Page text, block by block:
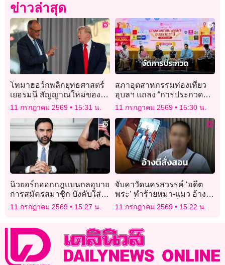
ข่าวล่าสุด
โทมาฮอว์กพลิกยุทธศาสตร์
เยอรมนี สัญญาณใหม่ของ
ความมั่นคงยุโรป
11 กรกฎาคม 2569 15:31 น.
สภาอุตสาหกรรมท่องเที่ยว
อุบลฯ แถลง “การประกวด
นางงามเทียนพรรษา
อุบลราชธานี ประจำปี 2569”
11 กรกฎาคม 2569 15:30 น.
นิวยอร์กออกกฎแบนกลอุบาย
การสมัครสมาชิก บังคับใส่
ตัวเลือก “คลิกเพื่อยกเลิก”
11 กรกฎาคม 2569 15:27 น.
จับคาวัดนครสวรรค์ ‘อดีต
พระ’ ทำร้ายหมา-แมว อ้าง
แค่ตีสั่งสอน ‘วอชด็อก’ บุก
ช่วยทันควัน
11 กรกฎาคม 2569 15:22 น.